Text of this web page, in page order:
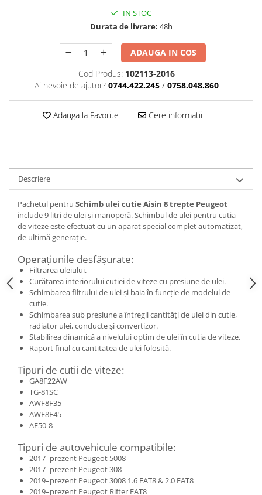
IN STOC
Durata de livrare: 48h
ADAUGA IN COS
Cod Produs: 102113-2016
Ai nevoie de ajutor? 0744.422.245 / 0758.048.860
Adauga la Favorite Cere informatii
Descriere
Pachetul pentru Schimb ulei cutie Aisin 8 trepte Peugeot
include 9 litri de ulei și manoperă. Schimbul de ulei pentru cutia
de viteze este efectuat cu un aparat special complet automatizat,
de ultimă generație.
Operațiunile desfășurate:
Filtrarea uleiului.
Curățarea interiorului cutiei de viteze cu presiune de ulei.
Schimbarea filtrului de ulei și baia în funcție de modelul de
cutie.
Schimbarea sub presiune a întregii cantități de ulei din cutie,
radiator ulei, conducte și convertizor.
Stabilirea dinamică a nivelului optim de ulei în cutia de viteze.
Raport final cu cantitatea de ulei folosită.
Tipuri de cutii de viteze:
GA8F22AW
TG-81SC
AWF8F35
AWF8F45
AF50-8
Tipuri de autovehicule compatibile:
2017–prezent Peugeot 5008
2017–prezent Peugeot 308
2019–prezent Peugeot 3008 1.6 EAT8 & 2.0 EAT8
2019–prezent Peugeot Rifter EAT8